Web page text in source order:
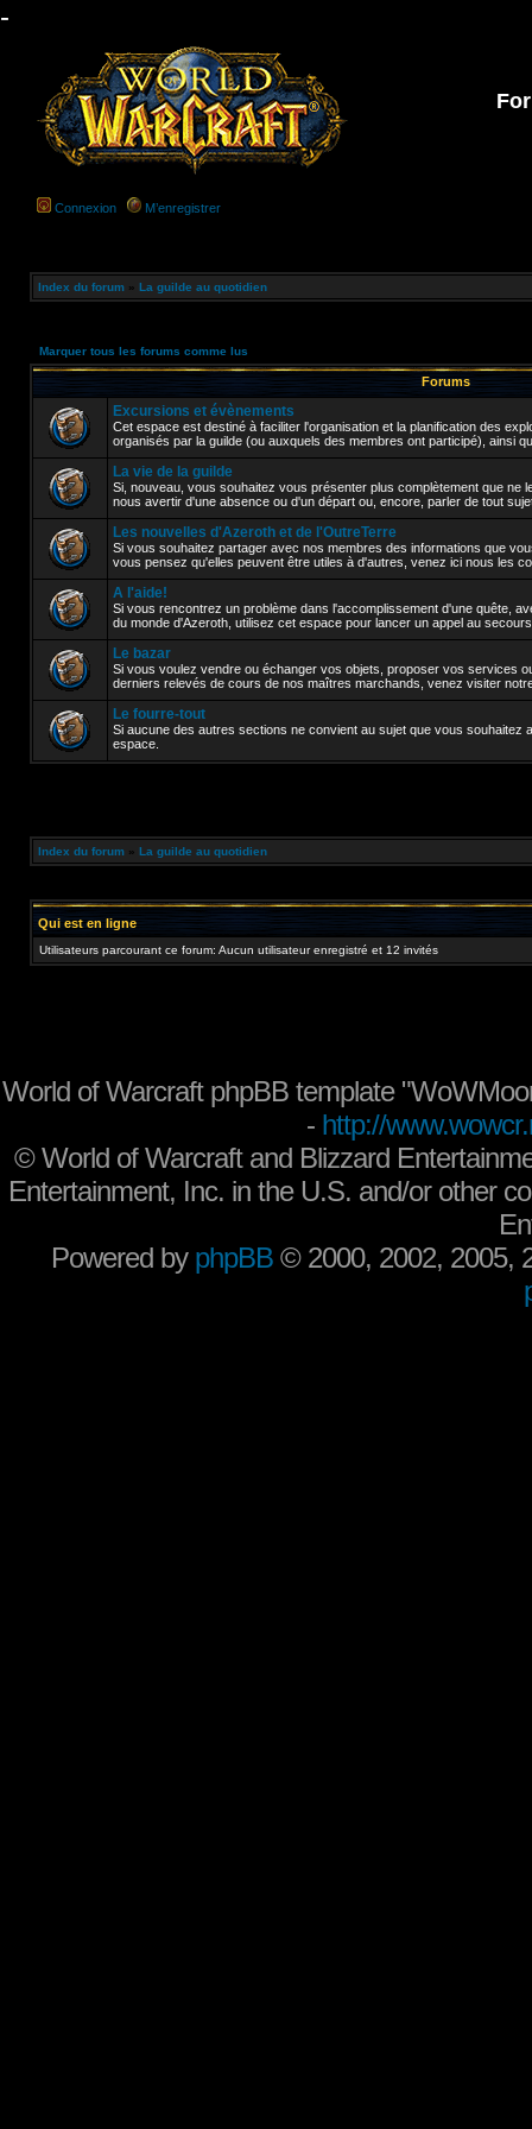
-
Connexion M’enregistrer
Index du forum » La guilde au quotidien
Marquer tous les forums comme lus
Forums
Excursions et évènements
Cet espace est destiné à faciliter l'organisation et la planification des
organisés par la guilde (ou auxquels des membres ont participé), ainsi
La vie de la guilde
Si, nouveau, vous souhaitez vous présenter plus complètement que ne
nous avertir d'une absence ou d'un départ ou, encore, parler de tout
Les nouvelles d'Azeroth et de l'OutreTerre
Si vous souhaitez partager avec nos membres des informations que
vous pensez qu'elles peuvent être utiles à d'autres, venez ici nous les
A l'aide!
Si vous rencontrez un problème dans l'accomplissement d'une quête,
du monde d'Azeroth, utilisez cet espace pour lancer un appel au
Le bazar
Si vous voulez vendre ou échanger vos objets, proposer vos services
derniers relevés de cours de nos maîtres marchands, venez visiter
Le fourre-tout
Si aucune des autres sections ne convient au sujet que vous souhaitez
espace.
Index du forum » La guilde au quotidien
Qui est en ligne
Utilisateurs parcourant ce forum: Aucun utilisateur enregistré et 12 invités
World of Warcraft phpBB template
- http://
©World of Warcraft and Blizzard
Entertainment, Inc. in the U.S. and/or other
Powered by phpBB © 2000, 2002, 2005,